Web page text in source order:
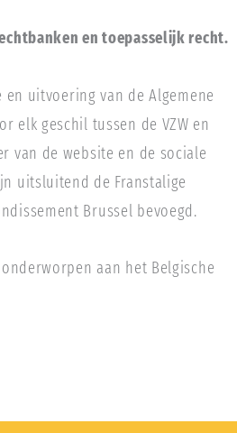
en toepasselijk recht.
en uitvoering van de Algemene
elk geschil tussen de VZW en
van de website en de sociale
uitsluitend de Franstalige
Brussel bevoegd.
aan het Belgische